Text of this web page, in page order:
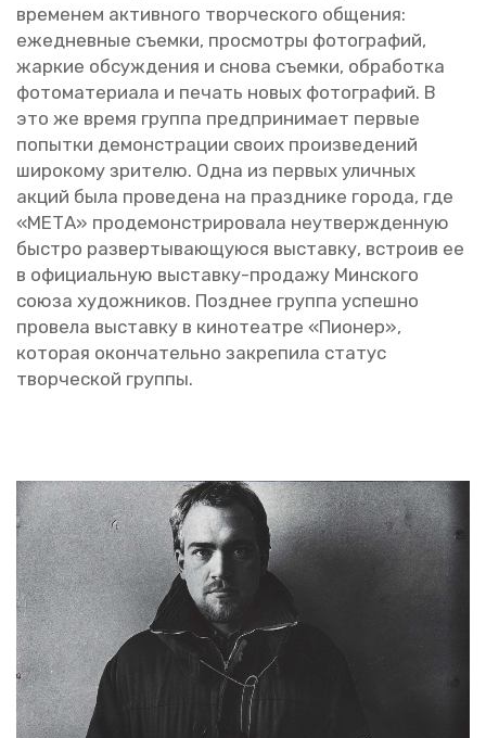
вре­ме­нем ак­тив­но­го твор­че­ско­го об­ще­ния:
еже­днев­ные съем­ки, про­смот­ры фо­то­гра­фий,
жар­кие об­суж­де­ния и снова съем­ки, об­ра­бот­ка
фо­то­ма­те­ри­а­ла и пе­чать новых фо­то­гра­фий. В
это же время груп­па пред­при­ни­ма­ет пер­вые
по­пыт­ки де­мон­стра­ции своих про­из­ве­де­ний
ши­ро­ко­му зри­те­лю. Одна из пер­вых улич­ных
акций была про­ве­де­на на празд­ни­ке го­ро­да, где
«МЕТА» про­де­мон­стри­ро­ва­ла неутвер­жден­ную
быст­ро раз­вер­ты­ва­ю­щу­ю­ся вы­став­ку, встро­ив ее
в офи­ци­аль­ную вы­став­ку-про­да­жу Мин­ско­го
союза ху­дож­ни­ков. Позд­нее груп­па успеш­но
про­ве­ла вы­став­ку в ки­но­те­ат­ре «Пи­о­нер»,
ко­то­рая окон­ча­тель­но за­кре­пи­ла ста­тус
твор­че­ской груп­пы.